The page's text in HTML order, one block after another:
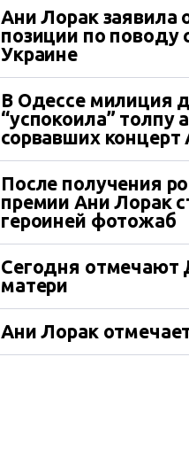
Ани Лорак заявила
позиции по поводу
Украине
В Одессе милиция
“успокоила” толпу
сорвавших
После получения
премии Ани Лорак
героиней фотожаб
Сегодня отмечают
матери
Ани Лорак